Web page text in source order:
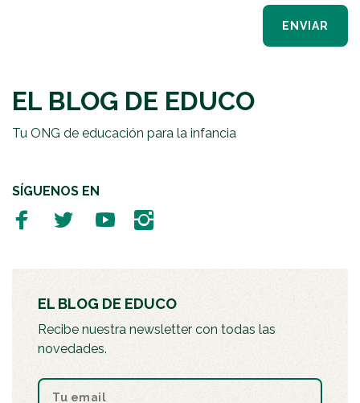
ENVIAR
EL BLOG DE EDUCO
Tu ONG de educación para la infancia
SÍGUENOS EN
EL BLOG DE EDUCO
Recibe nuestra newsletter con todas las
novedades.